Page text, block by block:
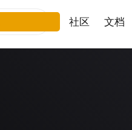
社区 文档